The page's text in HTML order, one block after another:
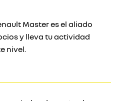
Master es el aliado
y lleva tu actividad
nivel.